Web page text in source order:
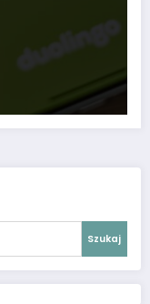
Szukaj